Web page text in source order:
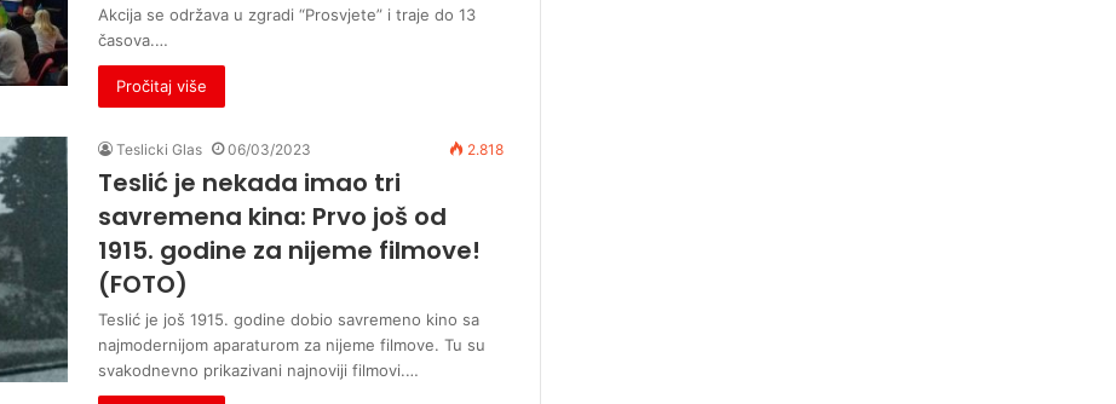
Akcija se održava u zgradi “Prosvjete” i traje do 13
časova.…
Pročitaj više
Teslicki Glas 06/03/2023 2.818
Teslić je nekada imao tri
savremena kina: Prvo još od
1915. godine za nijeme filmove!
(FOTO)
Teslić je još 1915. godine dobio savremeno kino sa
najmodernijom aparaturom za nijeme filmove. Tu su
svakodnevno prikazivani najnoviji filmovi.…